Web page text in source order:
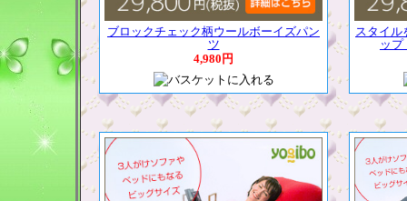
ブロックチェック柄ウールボーイズパン
ツ
4,980円
スタイル
ップ